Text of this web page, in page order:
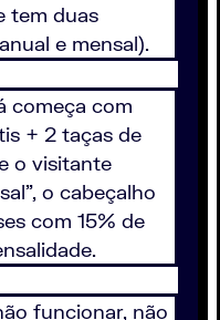
tem duas
e mensal).
começa com
+ 2 taças de
o visitante
o cabeçalho
com 15% de
funcionar, não